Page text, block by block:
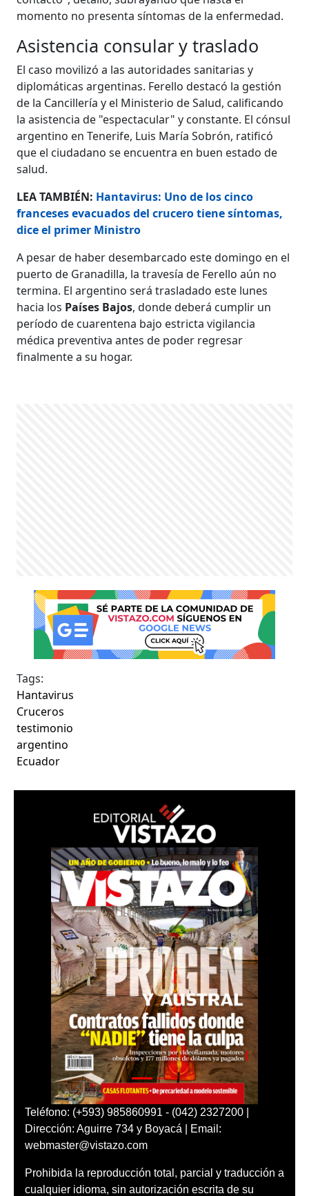
momento no presenta síntomas de la enfermedad.
Asistencia consular y traslado
El caso movilizó a las autoridades sanitarias y
diplomáticas argentinas. Ferello destacó la gestión
de la Cancillería y el Ministerio de Salud, calificando
la asistencia de "espectacular" y constante. El cónsul
argentino en Tenerife, Luis María Sobrón, ratificó
que el ciudadano se encuentra en buen estado de
salud.
LEA TAMBIÉN: Hantavirus: Uno de los cinco
franceses evacuados del crucero tiene síntomas,
dice el primer Ministro
A pesar de haber desembarcado este domingo en el
puerto de Granadilla, la travesía de Ferello aún no
termina. El argentino será trasladado este lunes
hacia los Países Bajos, donde deberá cumplir un
período de cuarentena bajo estricta vigilancia
médica preventiva antes de poder regresar
finalmente a su hogar.
Tags:
Hantavirus
Cruceros
testimonio
argentino
Ecuador
Teléfono: (+593) 985860991 - (042) 2327200 |
Dirección: Aguirre 734 y Boyacá | Email:
webmaster@vistazo.com
Prohibida la reproducción total, parcial y traducción a
cualquier idioma, sin autorización escrita de su